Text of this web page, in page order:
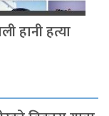
हानी हत्या